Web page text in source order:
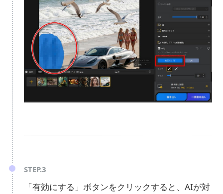
STEP.3
「有効にする」ボタンをクリックすると、AIが対